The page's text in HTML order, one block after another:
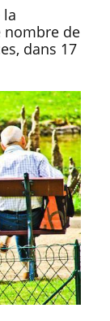
nombre de
dans 17